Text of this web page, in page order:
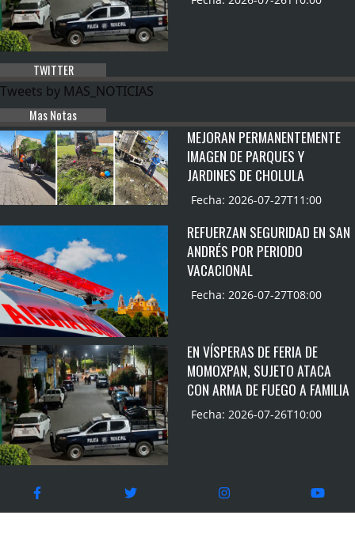
TWITTER
Tweets by MAS_NOTICIAS
Mas Notas
MEJORAN PERMANENTEMENTE
IMAGEN DE PARQUES Y
JARDINES DE CHOLULA
Fecha: 2026-07-27T11:00
REFUERZAN SEGURIDAD EN SAN
ANDRÉS POR PERIODO
VACACIONAL
Fecha: 2026-07-27T08:00
EN VÍSPERAS DE FERIA DE
MOMOXPAN, SUJETO ATACA
CON ARMA DE FUEGO A FAMILIA
Fecha: 2026-07-26T10:00